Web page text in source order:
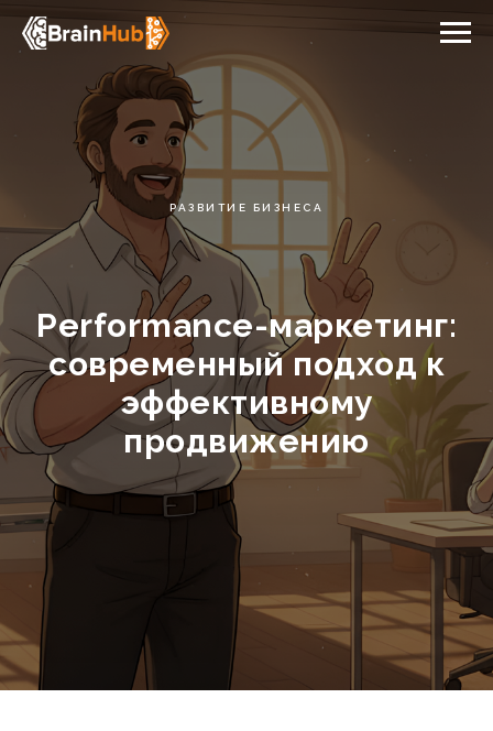
РАЗВИТИЕ БИЗНЕСА
Performance-маркетинг:
cовременный подход к
эффективному
продвижению